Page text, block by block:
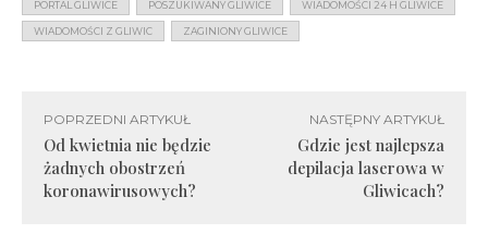
PORTAL GLIWICE POSZUKIWANY GLIWICE WIADOMOŚCI 24 H GLIWICE
WIADOMOŚCI Z GLIWIC ZAGINIONY GLIWICE
POPRZEDNI ARTYKUŁ
Od kwietnia nie będzie
żadnych obostrzeń
koronawirusowych?
NASTĘPNY ARTYKUŁ
Gdzie jest najlepsza
depilacja laserowa w
Gliwicach?